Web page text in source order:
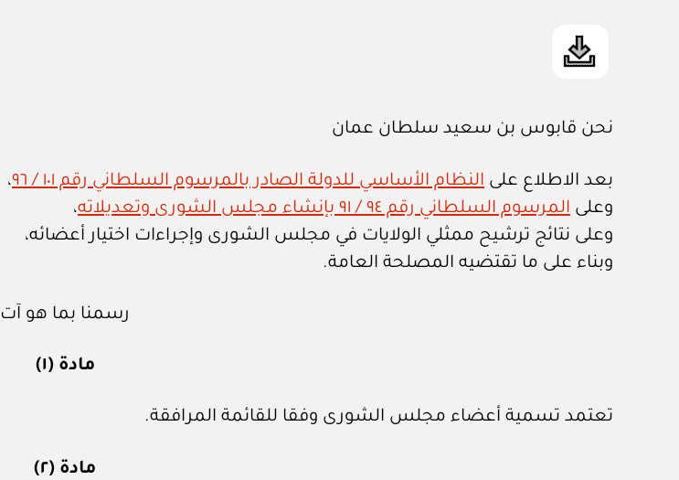
نحن قابوس بن سعيد سلطان عمان
بعد الاطلاع على النظام الأساسي للدولة الصادر بالمرسوم السلطاني رقم ١٠١ / ٩٦
،
وعلى المرسوم السلطاني رقم ٩٤ / ٩١ بإنشاء مجلس الشورى وتعديلاته
،
وعلى نتائج ترشيح ممثلي الولايات في مجلس الشورى وإجراءات اختيار أعضائه،
وبناء على ما تقتضيه المصلحة العامة.
رسمنا بما هو آت
مادة (١)
تعتمد تسمية أعضاء مجلس الشورى وفقا للقائمة المرافقة.
مادة (٢)